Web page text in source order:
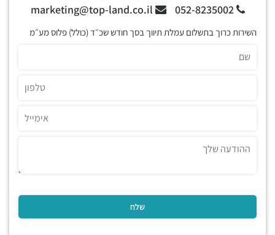
052-8235002
השירות כרוך בתשלום עמלת תיווך בסך חודש שכ״ד (כולל) פלוס מע״מ